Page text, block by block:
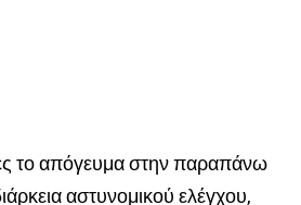
το απόγευμα στην παραπάνω
αστυνομικού ελέγχου,